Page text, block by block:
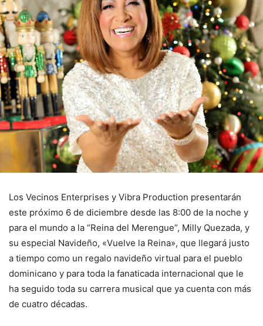
Los Vecinos Enterprises y Vibra Production presentarán
este próximo 6 de diciembre desde las 8:00 de la noche y
para el mundo a la “Reina del Merengue”, Milly Quezada, y
su especial Navideño, «Vuelve la Reina», que llegará justo
a tiempo como un regalo navideño virtual para el pueblo
dominicano y para toda la fanaticada internacional que le
ha seguido toda su carrera musical que ya cuenta con más
de cuatro décadas.